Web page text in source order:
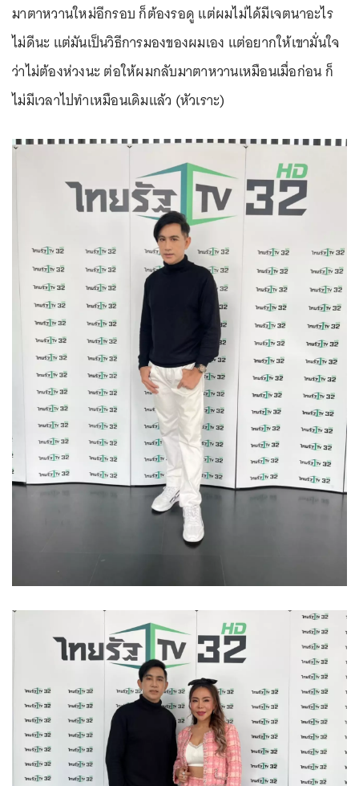
มาตาหวานใหม่อีกรอบ ก็ต้องรอดู แต่ผมไม่ได้มีเจตนาอะไร
ไม่ดีนะ แต่มันเป็นวิธีการมองของผมเอง แต่อยากให้เขามั่นใจ
ว่าไม่ต้องห่วงนะ ต่อให้ผมกลับมาตาหวานเหมือนเมื่อก่อน ก็
ไม่มีเวลาไปทำเหมือนเดิมแล้ว (หัวเราะ)